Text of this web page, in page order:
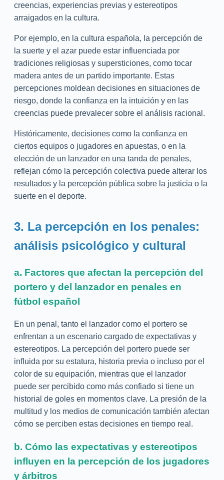
creencias, experiencias previas y estereotipos
arraigados en la cultura.
Por ejemplo, en la cultura española, la percepción de
la suerte y el azar puede estar influenciada por
tradiciones religiosas y supersticiones, como tocar
madera antes de un partido importante. Estas
percepciones moldean decisiones en situaciones de
riesgo, donde la confianza en la intuición y en las
creencias puede prevalecer sobre el análisis racional.
Históricamente, decisiones como la confianza en
ciertos equipos o jugadores en apuestas, o en la
elección de un lanzador en una tanda de penales,
reflejan cómo la percepción colectiva puede alterar los
resultados y la percepción pública sobre la justicia o la
suerte en el deporte.
3. La percepción en los penales:
análisis psicológico y cultural
a. Factores que afectan la percepción del
portero y del lanzador en penales en
fútbol español
En un penal, tanto el lanzador como el portero se
enfrentan a un escenario cargado de expectativas y
estereotipos. La percepción del portero puede ser
influida por su estatura, historia previa o incluso por el
color de su equipación, mientras que el lanzador
puede ser percibido como más confiado si tiene un
historial de goles en momentos clave. La presión de la
multitud y los medios de comunicación también afectan
cómo se perciben estas decisiones en tiempo real.
b. Cómo las expectativas y estereotipos
influyen en la percepción de los jugadores
y árbitros